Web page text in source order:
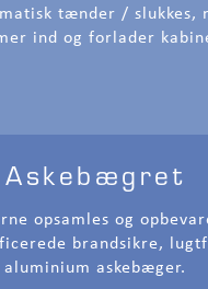
tænder / slukkes,
ind og forlader
Askebægret
opsamles og
brandsikre,
aluminium askebæger.